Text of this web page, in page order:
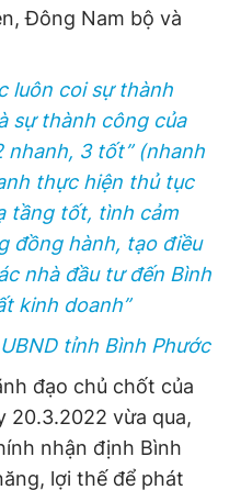
Đông Nam bộ và
luôn coi sự thành
sự thành công của
nhanh, 3 tốt” (nhanh
thực hiện thủ tục
tầng tốt, tình cảm
đồng hành, tạo điều
nhà đầu tư đến Bình
kinh doanh”
tỉnh Bình Phước
đạo chủ chốt của
20.3.2022 vừa qua,
nhận định Bình
lợi thế để phát